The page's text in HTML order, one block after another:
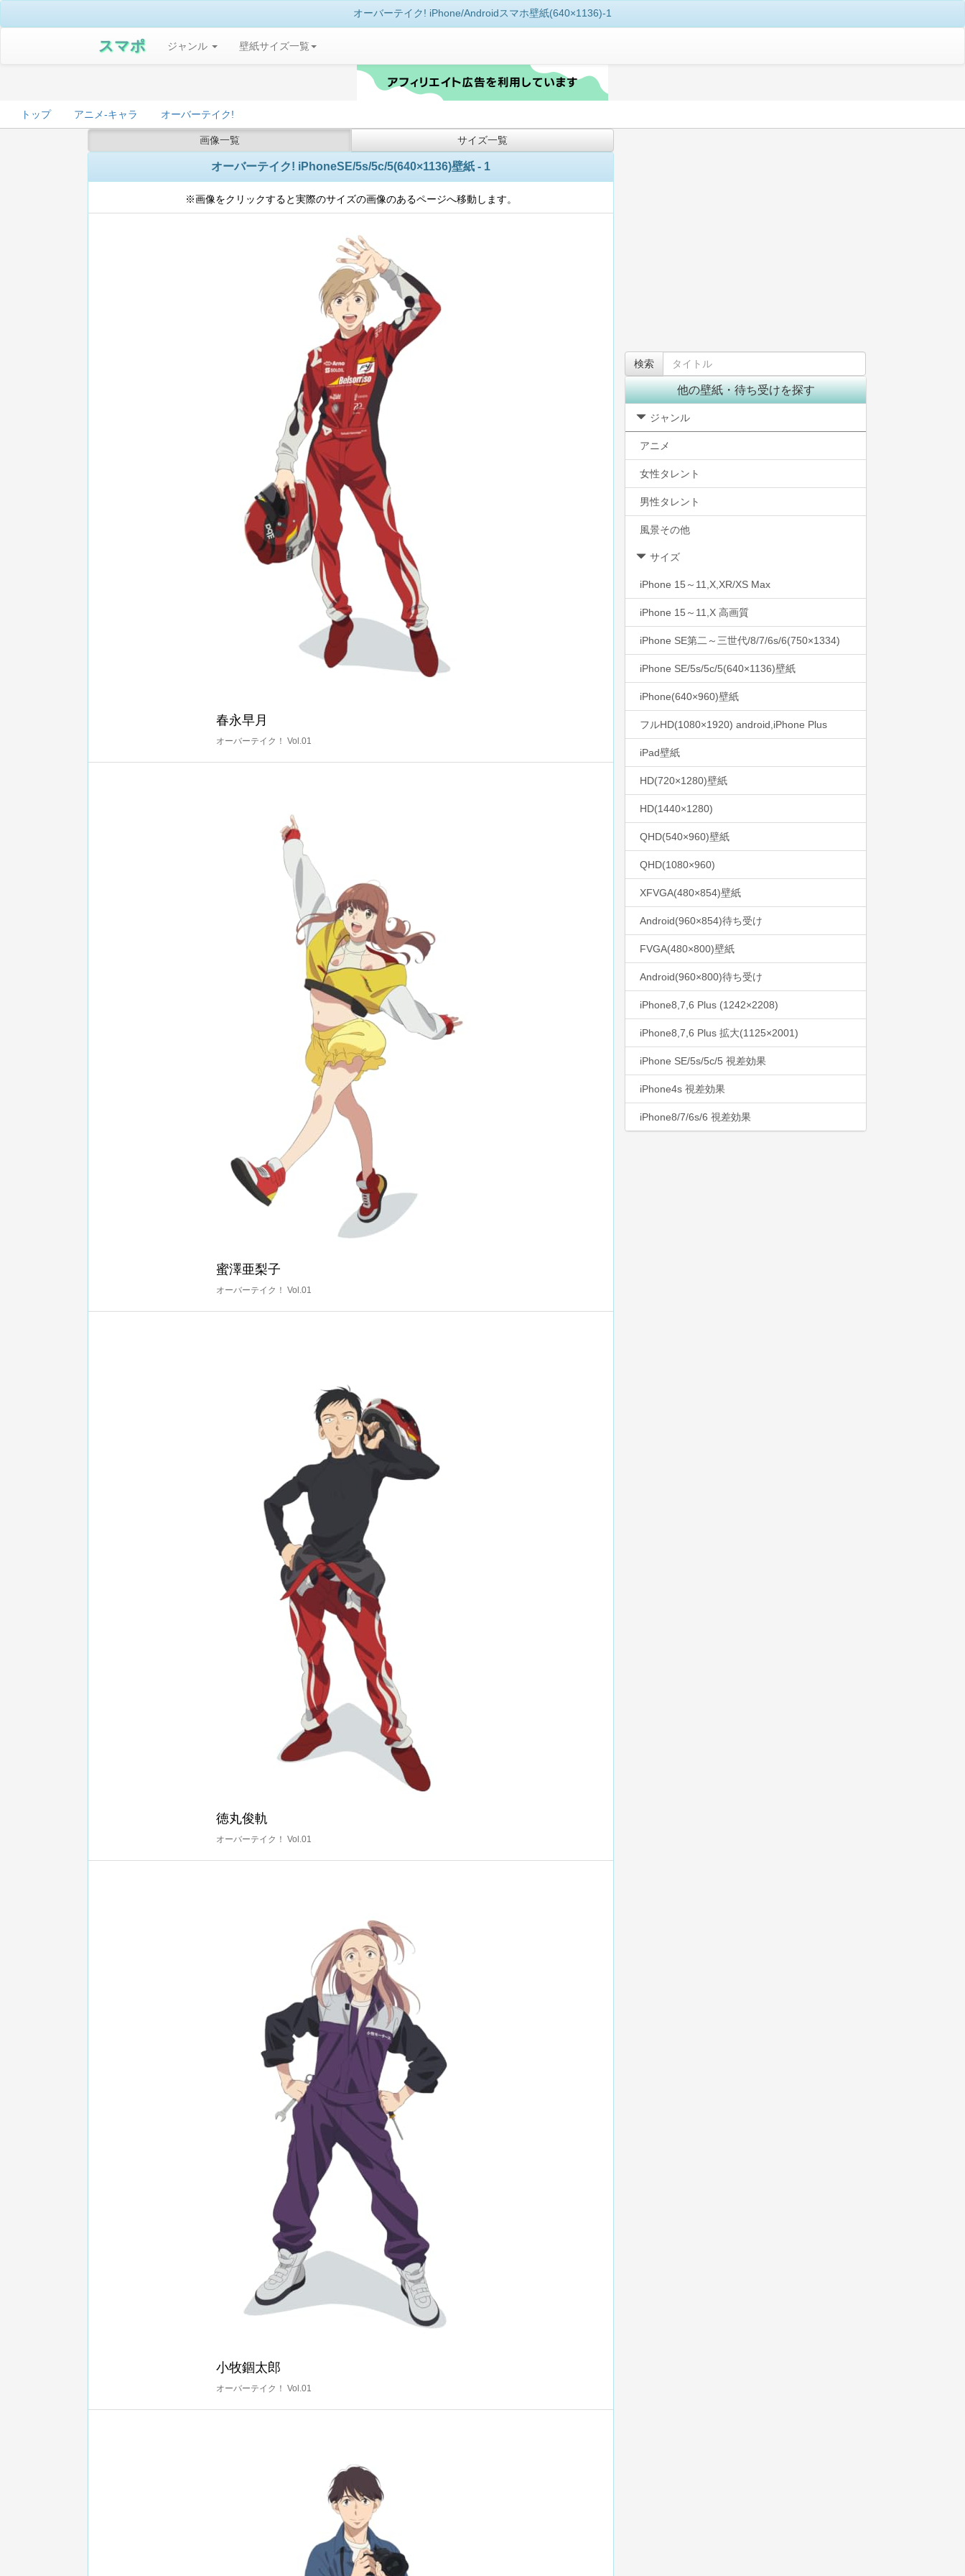
オーバーテイク! iPhone/Androidスマホ壁紙(640×1136)-1
スマポ ジャンル 壁紙サイズ一覧
トップ アニメ-キャラ オーバーテイク!
画像一覧 サイズ一覧
オーバーテイク! iPhoneSE/5s/5c/5(640×1136)壁紙 - 1
※画像をクリックすると実際のサイズの画像のあるページへ移動します。
春永早月
オーバーテイク！ Vol.01
蜜澤亜梨子
オーバーテイク！ Vol.01
徳丸俊軌
オーバーテイク！ Vol.01
小牧錮太郎
オーバーテイク！ Vol.01
他の壁紙・待ち受けを探す
ジャンル
アニメ
女性タレント
男性タレント
風景その他
サイズ
iPhone 15～11,X,XR/XS Max
iPhone 15～11,X 高画質
iPhone SE第二～三世代/8/7/6s/6(750×1334)
iPhone SE/5s/5c/5(640×1136)壁紙
iPhone(640×960)壁紙
フルHD(1080×1920) android,iPhone Plus
iPad壁紙
HD(720×1280)壁紙
HD(1440×1280)
QHD(540×960)壁紙
QHD(1080×960)
XFVGA(480×854)壁紙
Android(960×854)待ち受け
FVGA(480×800)壁紙
Android(960×800)待ち受け
iPhone8,7,6 Plus (1242×2208)
iPhone8,7,6 Plus 拡大(1125×2001)
iPhone SE/5s/5c/5 視差効果
iPhone4s 視差効果
iPhone8/7/6s/6 視差効果